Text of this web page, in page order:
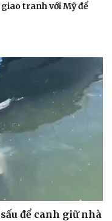
tranh với Mỹ để
để canh giữ nhà